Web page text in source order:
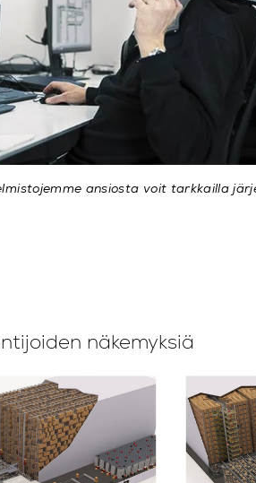
ansiosta voit tarkkailla
näkemyksiä